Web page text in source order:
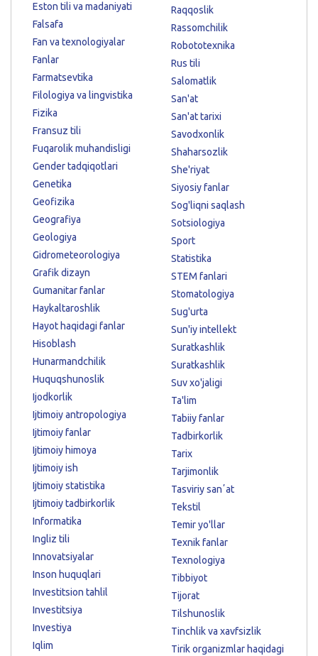
Eston tili va madaniyati
Falsafa
Fan va texnologiyalar
Fanlar
Farmatsevtika
Filologiya va lingvistika
Fizika
Fransuz tili
Fuqarolik muhandisligi
Gender tadqiqotlari
Genetika
Geofizika
Geografiya
Geologiya
Gidrometeorologiya
Grafik dizayn
Gumanitar fanlar
Haykaltaroshlik
Hayot haqidagi fanlar
Hisoblash
Hunarmandchilik
Huquqshunoslik
Ijodkorlik
Ijtimoiy antropologiya
Ijtimoiy fanlar
Ijtimoiy himoya
Ijtimoiy ish
Ijtimoiy statistika
Ijtimoiy tadbirkorlik
Informatika
Ingliz tili
Innovatsiyalar
Inson huquqlari
Investitsion tahlil
Investitsiya
Investiya
Iqlim
Raqqoslik
Rassomchilik
Robototexnika
Rus tili
Salomatlik
San'at
San'at tarixi
Savodxonlik
Shaharsozlik
She'riyat
Siyosiy fanlar
Sog'liqni saqlash
Sotsiologiya
Sport
Statistika
STEM fanlari
Stomatologiya
Sug'urta
Sun'iy intellekt
Suratkashlik
Suratkashlik
Suv xo'jaligi
Ta'lim
Tabiiy fanlar
Tadbirkorlik
Tarix
Tarjimonlik
Tasviriy sanʼat
Tekstil
Temir yo'llar
Texnik fanlar
Texnologiya
Tibbiyot
Tijorat
Tilshunoslik
Tinchlik va xavfsizlik
Tirik organizmlar haqidagi